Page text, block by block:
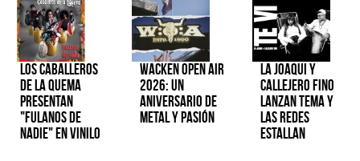
Los Caballeros
de la Quema
presentan
"Fulanos de
Nadie" en vinilo
Wacken Open Air
2026: Un
aniversario de
metal y pasión
La Joaqui y
Callejero Fino
lanzan tema y
las redes
estallan